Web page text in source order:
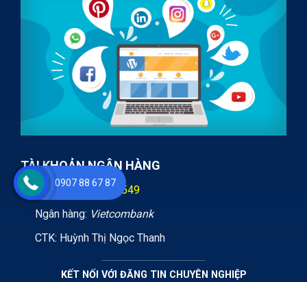
TÀI KHOẢN NGÂN HÀNG
STK: 0071000893549
Ngân hàng: Vietcombank
CTK: Huỳnh Thị Ngọc Thanh
KẾT NỐI VỚI ĐĂNG TIN CHUYÊN NGHIỆP
0907 88 67 87